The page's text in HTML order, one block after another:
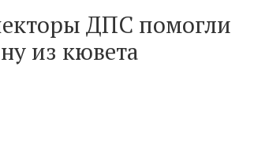
ДПС помогли
из кювета